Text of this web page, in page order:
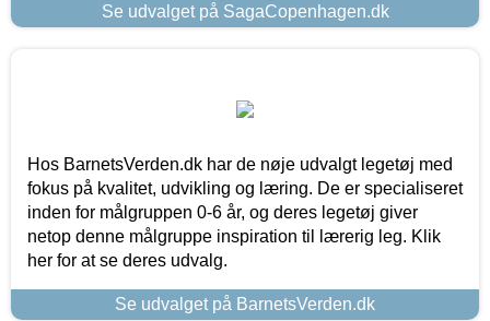
Se udvalget på SagaCopenhagen.dk
Hos BarnetsVerden.dk har de nøje udvalgt legetøj med
fokus på kvalitet, udvikling og læring. De er specialiseret
inden for målgruppen 0-6 år, og deres legetøj giver
netop denne målgruppe inspiration til lærerig leg. Klik
her for at se deres udvalg.
Se udvalget på BarnetsVerden.dk